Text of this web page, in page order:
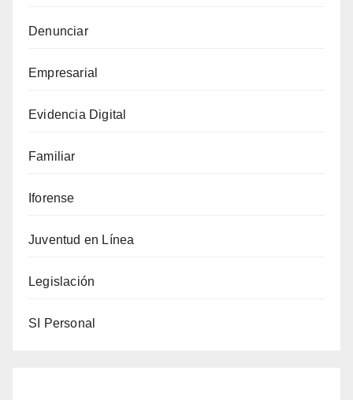
de
en
tercer
Denunciar
Empresarial
Evidencia Digital
Familiar
Iforense
Juventud en Línea
Legislación
SI Personal